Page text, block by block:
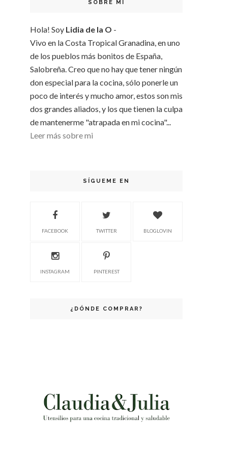
SOBRE MI
Hola! Soy Lidia de la O -
Vivo en la Costa Tropical Granadina, en uno
de los pueblos más bonitos de España,
Salobreña. Creo que no hay que tener ningún
don especial para la cocina, sólo ponerle un
poco de interés y mucho amor, estos son mis
dos grandes aliados, y los que tienen la culpa
de mantenerme "atrapada en mi cocina"...
Leer más sobre mi
SÍGUEME EN
FACEBOOK TWITTER BLOGLOVIN
INSTAGRAM PINTEREST
¿DÓNDE COMPRAR?